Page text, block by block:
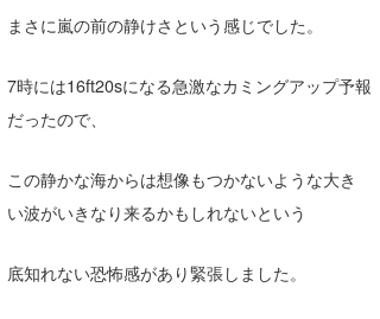
まさに嵐の前の静けさという感じでした。
7時には16ft20sになる急激なカミングアップ予報
だったので、
この静かな海からは想像もつかないような大き
い波がいきなり来るかもしれないという
底知れない恐怖感があり緊張しました。